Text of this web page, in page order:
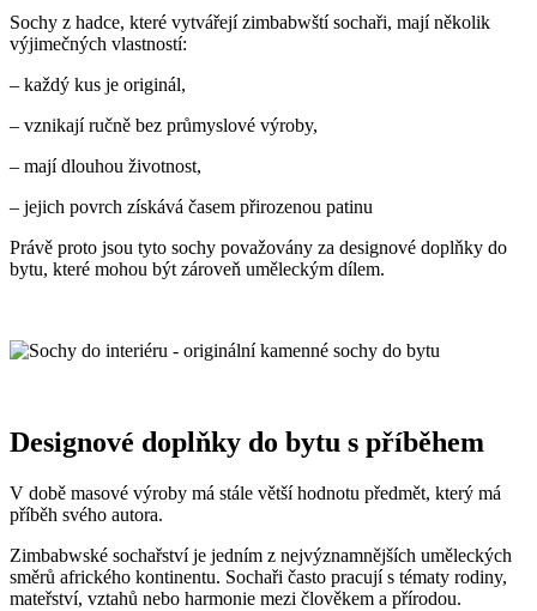
Sochy z hadce, které vytvářejí zimbabwští sochaři, mají několik
výjimečných vlastností:
– každý kus je originál,
– vznikají ručně bez průmyslové výroby,
– mají dlouhou životnost,
– jejich povrch získává časem přirozenou patinu
Právě proto jsou tyto sochy považovány za designové doplňky do
bytu, které mohou být zároveň uměleckým dílem.
Designové doplňky do bytu s příběhem
V době masové výroby má stále větší hodnotu předmět, který má
příběh svého autora.
Zimbabwské sochařství je jedním z nejvýznamnějších uměleckých
směrů afrického kontinentu. Sochaři často pracují s tématy rodiny,
mateřství, vztahů nebo harmonie mezi člověkem a přírodou.